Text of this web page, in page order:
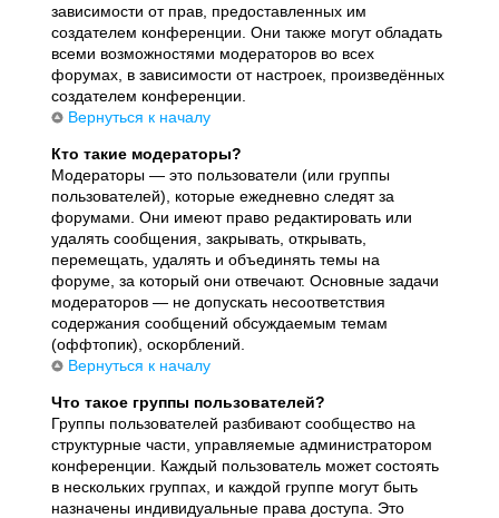
зависимости от прав, предоставленных им
создателем конференции. Они также могут обладать
всеми возможностями модераторов во всех
форумах, в зависимости от настроек, произведённых
создателем конференции.
Вернуться к началу
Кто такие модераторы?
Модераторы — это пользователи (или группы
пользователей), которые ежедневно следят за
форумами. Они имеют право редактировать или
удалять сообщения, закрывать, открывать,
перемещать, удалять и объединять темы на
форуме, за который они отвечают. Основные задачи
модераторов — не допускать несоответствия
содержания сообщений обсуждаемым темам
(оффтопик), оскорблений.
Вернуться к началу
Что такое группы пользователей?
Группы пользователей разбивают сообщество на
структурные части, управляемые администратором
конференции. Каждый пользователь может состоять
в нескольких группах, и каждой группе могут быть
назначены индивидуальные права доступа. Это